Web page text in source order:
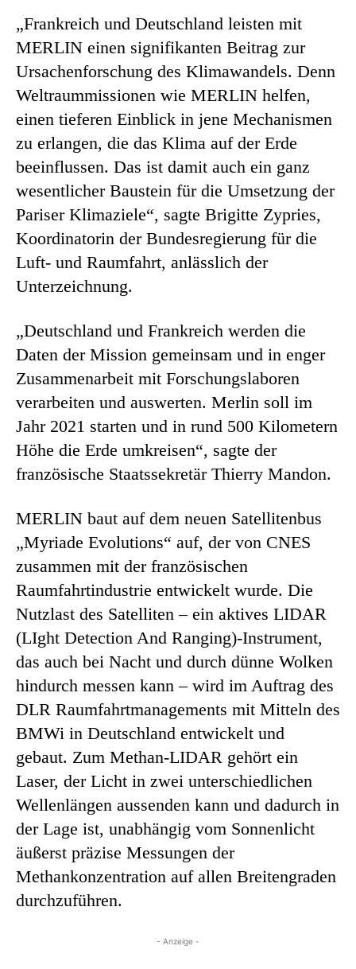
„Frankreich und Deutschland leisten mit
MERLIN einen signifikanten Beitrag zur
Ursachenforschung des Klimawandels. Denn
Weltraummissionen wie MERLIN helfen,
einen tieferen Einblick in jene Mechanismen
zu erlangen, die das Klima auf der Erde
beeinflussen. Das ist damit auch ein ganz
wesentlicher Baustein für die Umsetzung der
Pariser Klimaziele“, sagte Brigitte Zypries,
Koordinatorin der Bundesregierung für die
Luft- und Raumfahrt, anlässlich der
Unterzeichnung.
„Deutschland und Frankreich werden die
Daten der Mission gemeinsam und in enger
Zusammenarbeit mit Forschungslaboren
verarbeiten und auswerten. Merlin soll im
Jahr 2021 starten und in rund 500 Kilometern
Höhe die Erde umkreisen“, sagte der
französische Staatssekretär Thierry Mandon.
MERLIN baut auf dem neuen Satellitenbus
„Myriade Evolutions“ auf, der von CNES
zusammen mit der französischen
Raumfahrtindustrie entwickelt wurde. Die
Nutzlast des Satelliten – ein aktives LIDAR
(LIght Detection And Ranging)-Instrument,
das auch bei Nacht und durch dünne Wolken
hindurch messen kann – wird im Auftrag des
DLR Raumfahrtmanagements mit Mitteln des
BMWi in Deutschland entwickelt und
gebaut. Zum Methan-LIDAR gehört ein
Laser, der Licht in zwei unterschiedlichen
Wellenlängen aussenden kann und dadurch in
der Lage ist, unabhängig vom Sonnenlicht
äußerst präzise Messungen der
Methankonzentration auf allen Breitengraden
durchzuführen.
- Anzeige -